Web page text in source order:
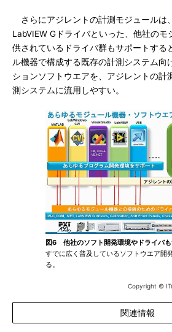
さらにアジレントの計測モジュールは
LabVIEW Gドライバといった、他社のモ
供されているドライバ群もサポートする
ル機器で構成する既存の計測システム向
ションソフトウエアを、アジレントの計
測システムに流用しやすい。
図6 他社のソフト開発環境やドライバも
すでに広く普及しているソフトウエア開
る。
Copyright ©
関連情報